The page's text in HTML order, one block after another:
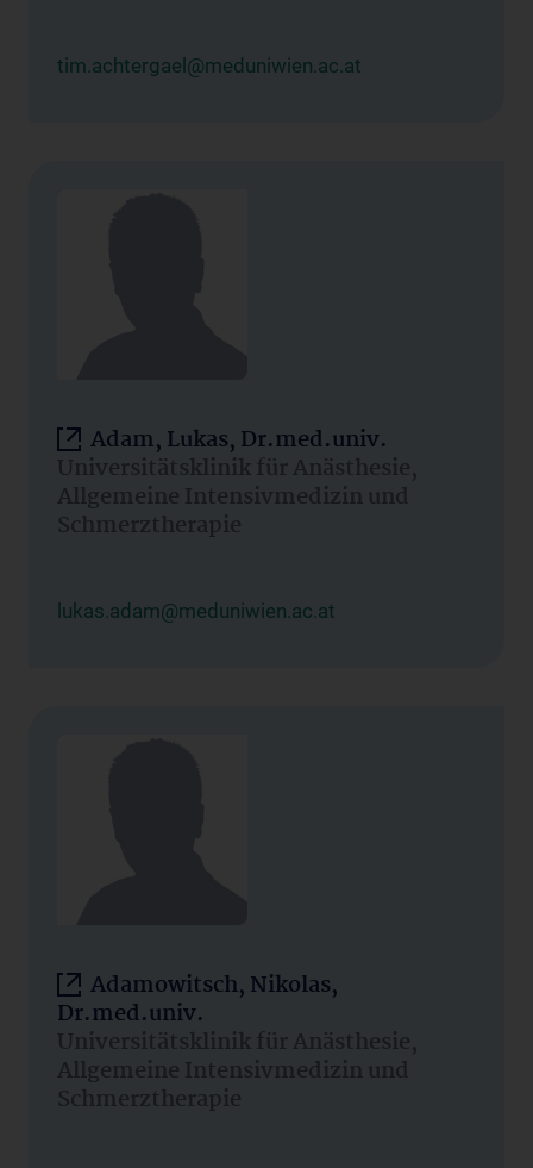
tim.achtergael@meduniwien.ac.at
Adam, Lukas, Dr.med.univ.
Universitätsklinik für Anästhesie,
Allgemeine Intensivmedizin und
Schmerztherapie
lukas.adam@meduniwien.ac.at
Adamowitsch, Nikolas,
Dr.med.univ.
Universitätsklinik für Anästhesie,
Allgemeine Intensivmedizin und
Schmerztherapie